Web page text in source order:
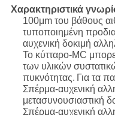
Χαρακτηριστικά
100μm του βάθους
τυποποιημένη
αυχενική δοκιμή
Το κύτταρο-MC
των υλικών
πυκνότητας. Για τα
Σπέρμα-αυχενική
μετασυνουσιαστική
Σπέρμα-αυχενική